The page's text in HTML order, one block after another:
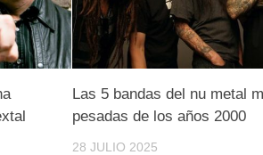
Las 5 bandas del nu metal
pesadas de los años 2000
28 JULIO 2025